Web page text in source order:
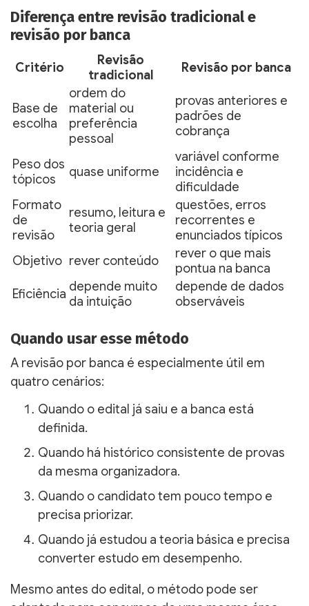
Diferença entre revisão tradicional e
revisão por banca
Critério
Revisão
tradicional
Revisão por banca
Base de
escolha
ordem do
material ou
preferência
pessoal
provas anteriores e
padrões de
cobrança
Peso dos
tópicos
quase uniforme
variável conforme
incidência e
dificuldade
Formato
de
revisão
resumo, leitura e
teoria geral
questões, erros
recorrentes e
enunciados típicos
Objetivo rever conteúdo
rever o que mais
pontua na banca
Eficiência depende muito
da intuição
depende de dados
observáveis
Quando usar esse método
A revisão por banca é especialmente útil em
quatro cenários:
Quando o edital já saiu e a banca está
definida.
Quando há histórico consistente de provas
da mesma organizadora.
Quando o candidato tem pouco tempo e
precisa priorizar.
Quando já estudou a teoria básica e precisa
converter estudo em desempenho.
Mesmo antes do edital, o método pode ser